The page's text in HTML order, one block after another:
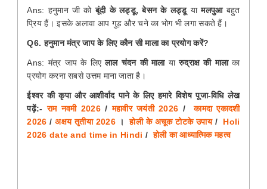
Ans: हनुमान जी कोबूंदी के लड्डू, बेसन के लड्डूयामलपुआबहुत
प्रिय हैं। इसके अलावा आप गुड़ और चने का भोग भी लगा सकते हैं।
Q6. हनुमान मंत्र जाप के लिए कौन सी माला का प्रयोग करें?
Ans: मंत्र जाप के लिएलाल चंदन की मालायारुद्राक्ष की मालाका
प्रयोग करना सबसे उत्तम माना जाता है।
ईश्वर की कृपा और आशीर्वाद पाने के लिए हमारे विशेष पूजा-विधि लेख
पढ़ें:-राम नवमी 2026/ महावीर जयंती 2026 /कामदा एकादशी
2026 /अक्षय तृतीया 2026 ।होली के अचूक टोटके उपाय/ Holi
2026 date and time in Hindi /होली का आध्यात्मिक महत्व